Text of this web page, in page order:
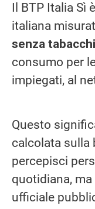
Il BTP Italia Sì
italiana
senza tabacchi
consumo per
impiegati, al
Questo
calcolata sulla
percepisci
quotidiana,
ufficiale